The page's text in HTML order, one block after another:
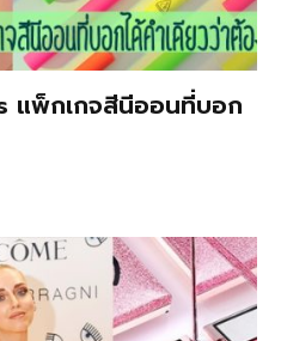
แพ็กเกจสีนีออนที่บอก